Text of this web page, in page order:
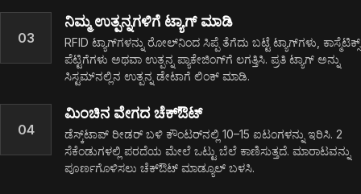
03
ನಿಮ್ಮ ಉತ್ಪನ್ನಗಳಿಗೆ ಟ್ಯಾಗ್ ಮಾಡಿ
RFID ಟ್ಯಾಗ್‌ಗಳನ್ನು ರೋಲ್‌ನಿಂದ ಸಿಪ್ಪೆ ತೆಗೆದು ಬಟ್ಟೆ ಟ್ಯಾಗ್‌ಗಳು, ಕಾಸ್ಮೆಟಿಕ್ಸ್‌
ಪೆಟ್ಟಿಗೆಗಳು ಅಥವಾ ಉತ್ಪನ್ನ ಪ್ಯಾಕೇಜಿಂಗ್‌ಗೆ ಲಗತ್ತಿಸಿ. ಪ್ರತಿ ಟ್ಯಾಗ್ ಅನ್ನು
ಸಿಸ್ಟಮ್‌ನಲ್ಲಿನ ಉತ್ಪನ್ನ ಡೇಟಾಗೆ ಲಿಂಕ್ ಮಾಡಿ.
04
ಮಿಂಚಿನ ವೇಗದ ಚೆಕ್‌ಔಟ್
ಡೆಸ್ಕ್‌ಟಾಪ್ ರೀಡರ್ ಬಳಿ ಕೌಂಟರ್‌ನಲ್ಲಿ 10–15 ಐಟಂಗಳನ್ನು ಇರಿಸಿ. 2
ಸೆಕೆಂಡುಗಳಲ್ಲಿ ಪರದೆಯ ಮೇಲೆ ಒಟ್ಟು ಬೆಲೆ ಕಾಣಿಸುತ್ತದೆ. ಮಾರಾಟವನ್ನು
ಪೂರ್ಣಗೊಳಿಸಲು ಚೆಕ್‌ಔಟ್ ಮಾಡ್ಯೂಲ್ ಬಳಸಿ.